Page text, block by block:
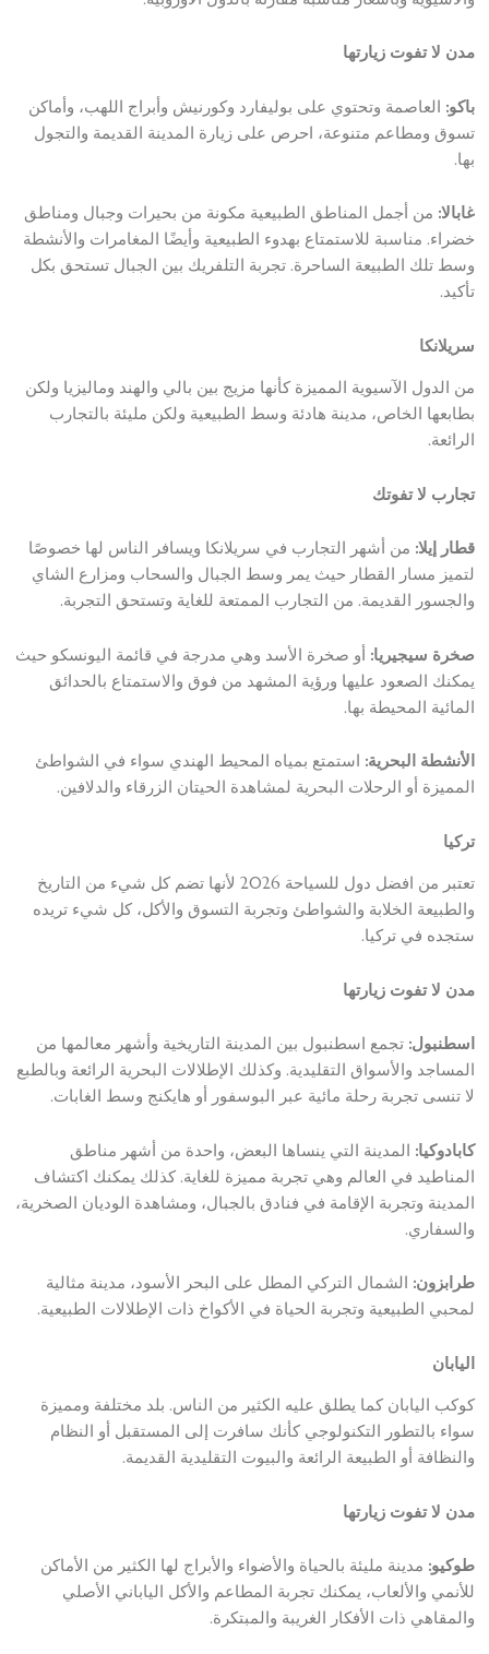
مدن لا تفوت زيارتها
باكو: العاصمة وتحتوي على بوليفارد وكورنيش وأبراج اللهب، وأماكن
تسوق ومطاعم متنوعة، احرص على زيارة المدينة القديمة والتجول
بها.
غابالا: من أجمل المناطق الطبيعية مكونة من بحيرات وجبال ومناطق
خضراء. مناسبة للاستمتاع بهدوء الطبيعية وأيضًا المغامرات والأنشطة
وسط تلك الطبيعة الساحرة. تجربة التلفريك بين الجبال تستحق بكل
تأكيد.
سريلانكا
من الدول الآسيوية المميزة كأنها مزيج بين بالي والهند وماليزيا ولكن
بطابعها الخاص، مدينة هادئة وسط الطبيعية ولكن مليئة بالتجارب
الرائعة.
تجارب لا تفوتك
قطار إيلا: من أشهر التجارب في سريلانكا ويسافر الناس لها خصوصًا
لتميز مسار القطار حيث يمر وسط الجبال والسحاب ومزارع الشاي
والجسور القديمة. من التجارب الممتعة للغاية وتستحق التجربة.
صخرة سيجيريا: أو صخرة الأسد وهي مدرجة في قائمة اليونسكو حيث
يمكنك الصعود عليها ورؤية المشهد من فوق والاستمتاع بالحدائق
المائية المحيطة بها.
الأنشطة البحرية: استمتع بمياه المحيط الهندي سواء في الشواطئ
المميزة أو الرحلات البحرية لمشاهدة الحيتان الزرقاء والدلافين.
تركيا
تعتبر من افضل دول للسياحة 2026 لأنها تضم كل شيء من التاريخ
والطبيعة الخلابة والشواطئ وتجربة التسوق والأكل، كل شيء تريده
ستجده في تركيا.
مدن لا تفوت زيارتها
اسطنبول: تجمع اسطنبول بين المدينة التاريخية وأشهر معالمها من
المساجد والأسواق التقليدية. وكذلك الإطلالات البحرية الرائعة وبالطبع
لا تنسى تجربة رحلة مائية عبر البوسفور أو هايكنج وسط الغابات.
كابادوكيا: المدينة التي ينساها البعض، واحدة من أشهر مناطق
المناطيد في العالم وهي تجربة مميزة للغاية. كذلك يمكنك اكتشاف
المدينة وتجربة الإقامة في فنادق بالجبال، ومشاهدة الوديان الصخرية،
والسفاري.
طرابزون: الشمال التركي المطل على البحر الأسود، مدينة مثالية
لمحبي الطبيعية وتجربة الحياة في الأكواخ ذات الإطلالات الطبيعية.
اليابان
كوكب اليابان كما يطلق عليه الكثير من الناس. بلد مختلفة ومميزة
سواء بالتطور التكنولوجي كأنك سافرت إلى المستقبل أو النظام
والنظافة أو الطبيعة الرائعة والبيوت التقليدية القديمة.
مدن لا تفوت زيارتها
طوكيو: مدينة مليئة بالحياة والأضواء والأبراج لها الكثير من الأماكن
للأنمي والألعاب، يمكنك تجربة المطاعم والأكل الياباني الأصلي
والمقاهي ذات الأفكار الغريبة والمبتكرة.